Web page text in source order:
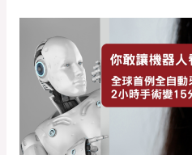
人